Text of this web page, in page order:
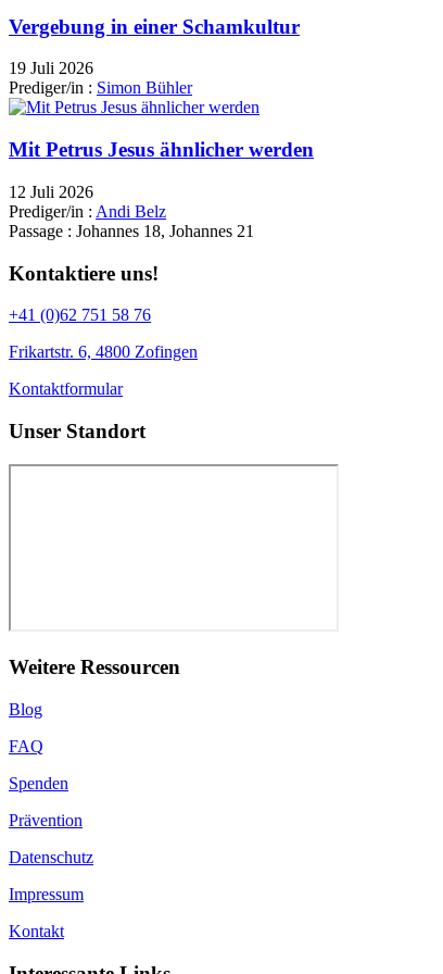
Vergebung in einer Schamkultur
19 Juli 2026
Prediger/in : Simon Bühler
Mit Petrus Jesus ähnlicher werden
12 Juli 2026
Prediger/in : Andi Belz
Passage : Johannes 18, Johannes 21
Kontaktiere uns!
+41 (0)62 751 58 76
Frikartstr. 6, 4800 Zofingen
Kontaktformular
Unser Standort
Weitere Ressourcen
Blog
FAQ
Spenden
Prävention
Datenschutz
Impressum
Kontakt